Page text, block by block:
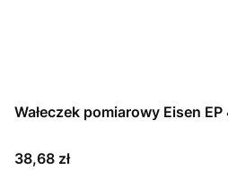
Wałeczek pomiarowy Eisen
Cena
38,68 zł